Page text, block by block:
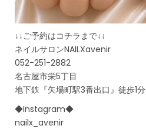
↓↓ご予約はコチラまで↓↓
ネイルサロンNAILXavenir
052-251-2882
名古屋市栄5丁目
地下鉄『矢場町駅3番出口』徒歩1分
◆Instagram◆
nailx_avenir